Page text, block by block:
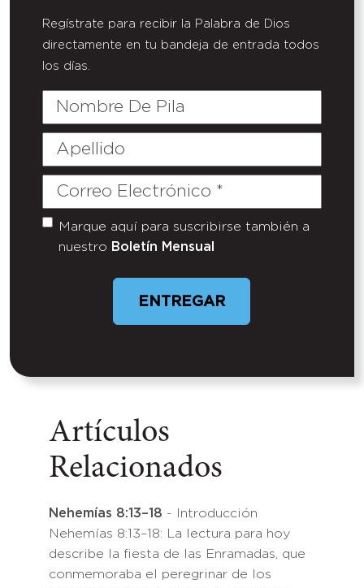
Regístrate para recibir la Palabra de Dios
directamente en tu bandeja de entrada todos
los días.
Nombre
Pila
Apellido
Correo
Untitled
Marque aquí para suscribirse también a
nuestro Boletín Mensual
ENTREGAR
Artículos
Relacionados
Nehemías 8:13–18 - Introducción
Nehemías 8:13–18: La lectura para hoy
describe la fiesta de las Enramadas, que
conmemoraba el peregrinar de los